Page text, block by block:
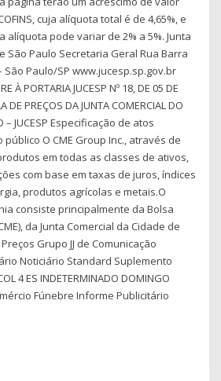
cuja alíquota total é de 4,65%, e
alíquota pode variar de 2% a 5%. Junta
São Paulo Secretaria Geral Rua Barra
São Paulo/SP www.jucesp.sp.gov.br
À PORTARIA JUCESP Nº 18, DE 05 DE
DE PREÇOS DA JUNTA COMERCIAL DO
– JUCESP Especificação de atos
O CME Group Inc., através de
em todas as classes de ativos,
com base em taxas de juros, índices
produtos agrícolas e metais.O
consiste principalmente da Bolsa
da Junta Comercial da Cidade de
Grupo JJ de Comunicação
Noticiário Standard Suplemento
4 ES INDETERMINADO DOMINGO
Fúnebre Informe Publicitário